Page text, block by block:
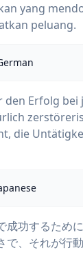
yang
peluang.
Erfolg bei
die
功するため
、それが行